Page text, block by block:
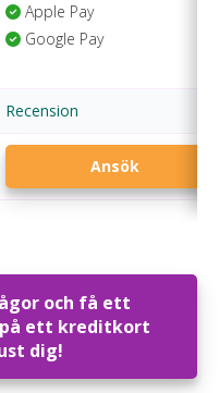
Apple Pay
Google Pay
Recension
Ansök
och få ett
ett kreditkort
dig!